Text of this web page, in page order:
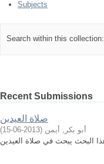
Subjects
Search within this collection:
Recent Submissions
صلاة العيدين
أبو بكر, أيمن (
2013-06-15
)